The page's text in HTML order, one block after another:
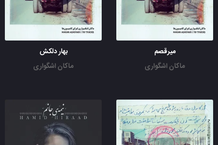
میرقصم
ماکان اشگواری
بهار دلکش
ماکان اشگواری